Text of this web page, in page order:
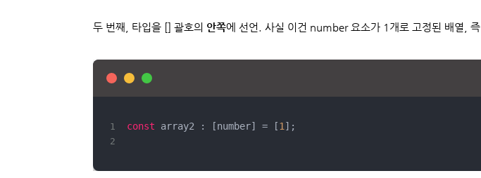
두 번째, 타입을 [] 괄호의 안쪽에 선언. 사실 이건 number 요소가 1개로 고정된 배열, 즉
const array2 : [number] = [1 ];